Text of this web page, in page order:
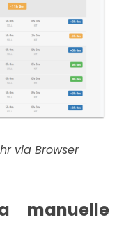
via Browser
manuelle